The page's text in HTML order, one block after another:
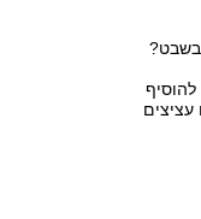
בשבט?